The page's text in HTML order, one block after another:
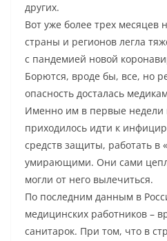
других.
Вот уже более трех месяцев
страны и регионов легла
с пандемией новой
Борются, вроде бы, все, но
опасность досталась
Именно им в первые недели
приходилось идти к
средств защиты, работать в
умирающими. Они сами
могли от него вылечиться.
По последним данным в
медицинских работников –
санитарок. При том, что в